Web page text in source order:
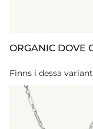
ORGANIC DOVE
Finns i dessa